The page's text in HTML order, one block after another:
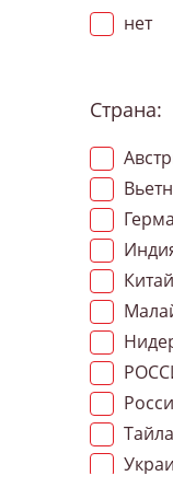
нет
Страна:
Китай